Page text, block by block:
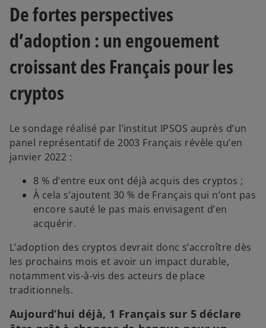
De fortes perspectives
d’adoption : un engouement
croissant des Français pour les
cryptos
Le sondage réalisé par l’institut IPSOS auprès d’un
panel représentatif de 2003 Français révèle qu’en
janvier 2022 :
8 % d’entre eux ont déjà acquis des cryptos ;
À cela s’ajoutent 30 % de Français qui n’ont pas
encore sauté le pas mais envisagent d’en
acquérir.
L’adoption des cryptos devrait donc s’accroître dès
les prochains mois et avoir un impact durable,
notamment vis-à-vis des acteurs de place
traditionnels.
Aujourd’hui déjà, 1 Français sur 5 déclare